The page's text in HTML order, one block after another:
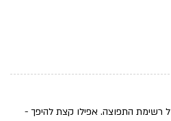
רשימת התפוצה. אפילו קצת להיפך -